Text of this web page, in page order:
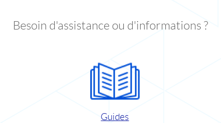
Besoin d'assistance ou d'informations ?
Guides